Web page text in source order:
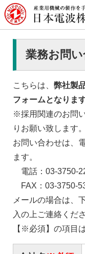
業務お問
こちらは、 弊社製
フォームとなります
※採用関連のお問
りお願い致します。
お問い合わせは、
ます。
電話：03-3750-
FAX：03-3750-
メールの場合は、
入の上ご連絡くださ
【※必須】の項目